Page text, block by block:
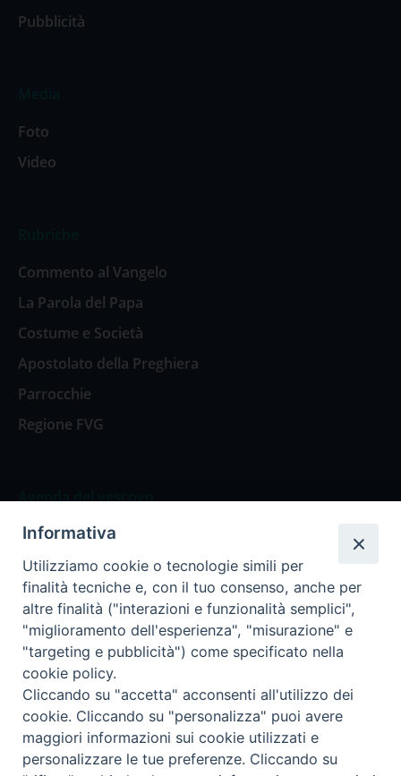
Pubblicità
Foto
Video
Commento al Vangelo
La Parola del Papa
Costume e Società
Apostolato della Preghiera
Parrocchie
Regione FVG
Agenda del vescovo
Agenda del vescovo
Privacy Policy Trasparenza
Termini e Condizioni
Informativa per il trattamento dei dati personali
Informativa
Utilizziamo cookie o tecnologie simili per
finalità tecniche e, con il tuo consenso, anche per
altre finalità ("interazioni e funzionalità semplici",
"miglioramento dell'esperienza", "misurazione" e
"targeting e pubblicità") come specificato nella
cookie policy.
Cliccando su "accetta" acconsenti all'utilizzo dei
cookie. Cliccando su "personalizza" puoi avere
maggiori informazioni sui cookie utilizzati e
personalizzare le tue preferenze. Cliccando su